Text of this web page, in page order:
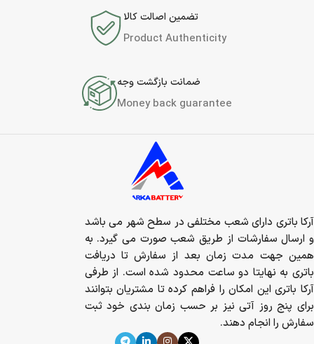
تضمین اصالت کالا
Product Authenticity
ضمانت بازگشت وجه
Money back guarantee
آرکا باتری دارای شعب مختلفی در سطح شهر می باشد
و ارسال سفارشات از طریق شعب صورت می گیرد. به
همین جهت مدت زمان بعد از سفارش تا دریافت
باتری به نهایتا دو ساعت محدود شده است. از طرفی
آرکا باتری این امکان را فراهم کرده تا مشتریان بتوانند
برای پنج روز آتی نیز بر حسب زمان بندی خود ثبت
سفارش را انجام دهند.